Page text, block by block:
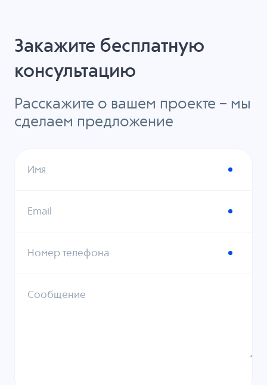
Закажите бесплатную
консультацию
Расскажите о вашем проекте – мы
сделаем предложение
Имя
Email
Номер телефона
Сообщение